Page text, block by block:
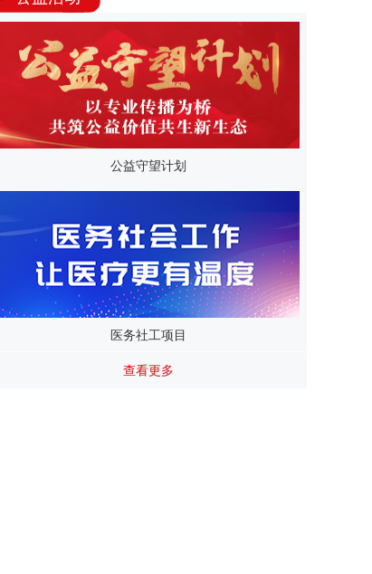
公益守望计划
医务社工项目
查看更多